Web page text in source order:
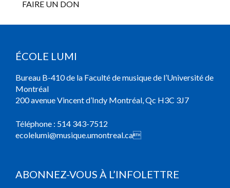
FAIRE UN DON
ÉCOLE LUMI
Bureau B-410 de la Faculté de musique de l’Université de
Montréal
200 avenue Vincent d’Indy Montréal, Qc H3C 3J7
Téléphone : 514 343-7512
ecolelumi@musique.umontreal.ca
ABONNEZ-VOUS À L’INFOLETTRE